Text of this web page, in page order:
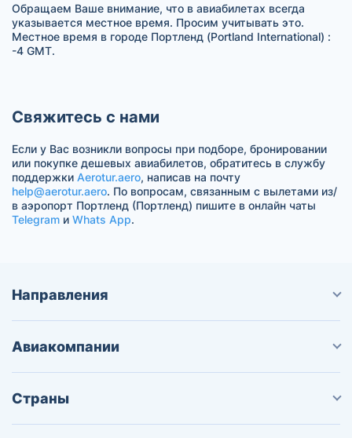
Обращаем Ваше внимание, что в авиабилетах всегда
указывается местное время. Просим учитывать это.
Местное время в городе Портленд (Portland International) :
-4 GMT.
Свяжитесь с нами
Если у Вас возникли вопросы при подборе, бронировании
или покупке дешевых авиабилетов, обратитесь в службу
поддержки Aerotur.aero, написав на почту
help@aerotur.aero. По вопросам, связанным с вылетами из/
в аэропорт Портленд (Портленд) пишите в онлайн чаты
Telegram и Whats App.
Направления
Авиакомпании
Страны